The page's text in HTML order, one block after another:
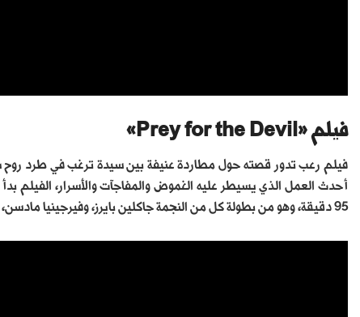
فيلم «Prey for the Devil»
فيلم رعب تدور قصته حول مطاردة عنيفة بين سيدة ترغب في طرد
95 دقيقة، وهو من بطولة كل من النجمة جاكلين بايرز، وفيرجينيا مادسن، والعمل من إخراج دانيال شتام.